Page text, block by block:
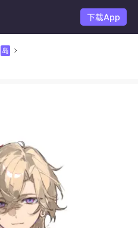
下载App
岛 